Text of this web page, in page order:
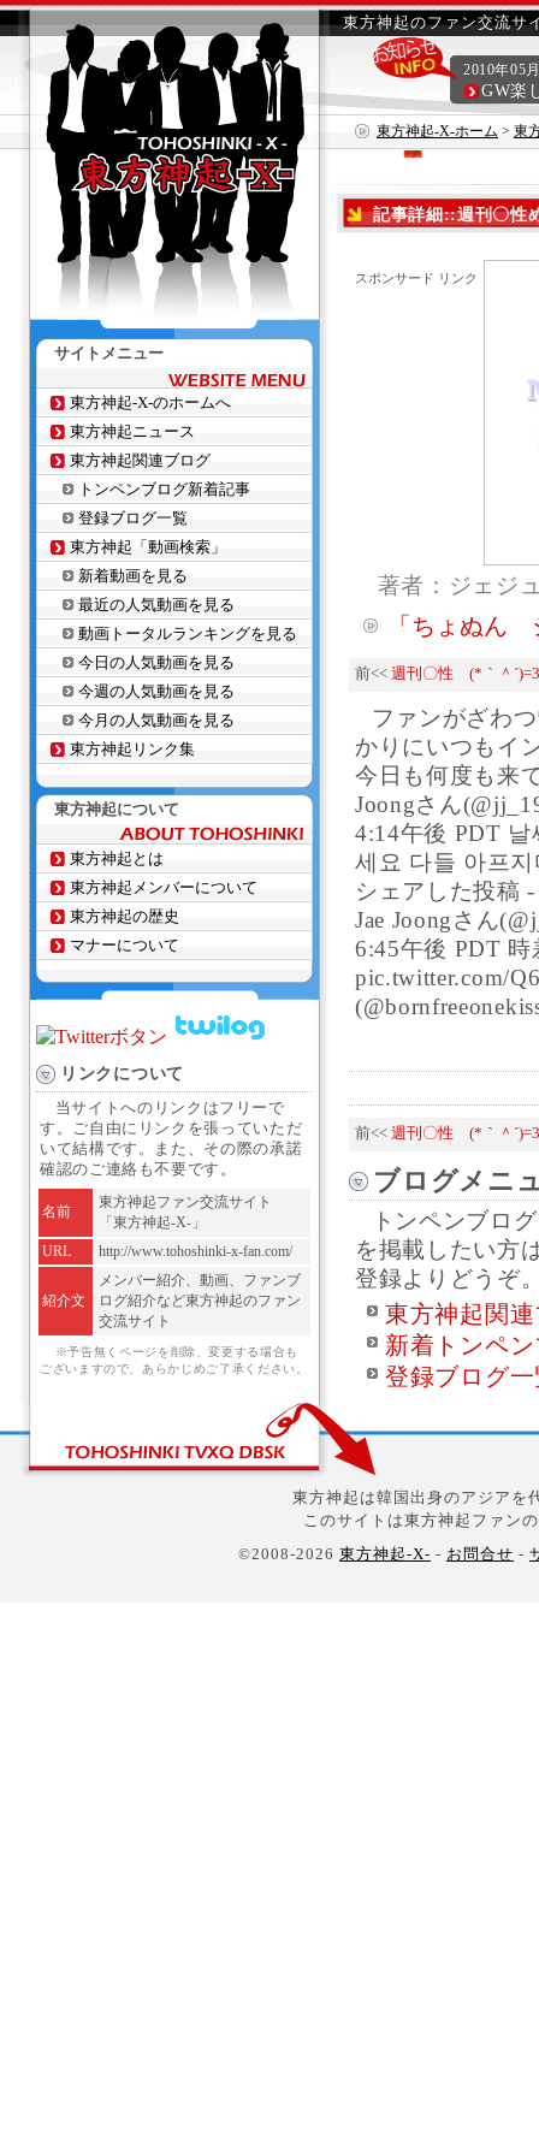
東方神起のファン交流サ
東方神起-X-ホーム > 東
2010年05
GW楽
記事詳細::週刊〇
スポンサード リンク
著者：ジェジ
「ちょぬん
前<< 週刊〇性 (*｀＾´)=3
ファンがざわ
かりにいつもイ
今日も何度も
Joongさん
4:14午後 PDT
세요 다들 아프
シェアした投稿
Jae Joongさん
6:45午後 PDT
pic.twitter.com/
前<< 週刊〇性 (*｀＾´)=3
ブログメニ
トンペンブロ
を掲載したい方
登録よりどうぞ
東方神起関
新着トンペ
登録ブログ
サイトメニュー
東方神起-X-のホームへ
東方神起ニュース
東方神起関連ブログ
トンペンブログ新着記事
登録ブログ一覧
東方神起「動画検索」
新着動画を見る
最近の人気動画を見る
動画トータルランキングを見る
今日の人気動画を見る
今週の人気動画を見る
今月の人気動画を見る
東方神起リンク集
東方神起について
東方神起とは
東方神起メンバーについて
東方神起の歴史
マナーについて
リンクについて
当サイトへのリンクはフリーで
す。ご自由にリンクを張っていただ
いて結構です。また、その際の承諾
確認のご連絡も不要です。
名前
東方神起ファン交流サイト
「東方神起-X-」
URL
http://www.tohoshinki-x-fan.com/
紹介文
メンバー紹介、動画、ファンブ
ログ紹介など東方神起のファン
交流サイト
※予告無くページを削除、変更する場合も
ございますので、あらかじめご了承ください。
東方神起は韓国出身のアジアを
このサイトは東方神起ファン
©2008-2026 東方神起-X- - お問合せ -